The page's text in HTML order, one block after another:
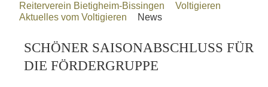
Reiterverein Bietigheim-Bissingen
Voltigieren
Aktuelles vom Voltigieren
News
SCHÖNER SAISONABSCHLUSS FÜR
DIE FÖRDERGRUPPE